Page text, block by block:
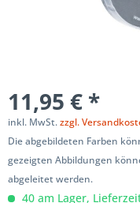
11,95 € *
inkl. MwSt.zzgl.
Die abgebildeten Farben
gezeigten Abbildungen
abgeleitet werden.
40 am Lager,